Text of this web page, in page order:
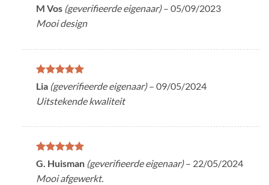
Gewaardeerd
5 uit 5
M Vos (geverifieerde eigenaar) – 05/09/2023
Mooi design
Gewaardeerd
5uit 5
Lia (geverifieerde eigenaar) – 09/05/2024
Uitstekende kwaliteit
Gewaardeerd
5uit 5
G. Huisman (geverifieerde eigenaar) – 22/05/2024
Mooi afgewerkt.